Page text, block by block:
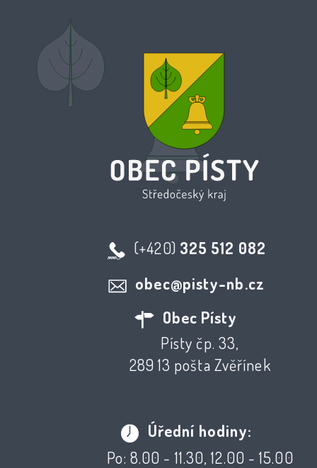
(+420) 325 512 082
obec@pisty-nb.cz
Obec Písty
Písty čp. 33,
289 13 pošta Zvěřínek
Úřední hodiny:
Po: 8.00 - 11.30, 12.00 - 15.00